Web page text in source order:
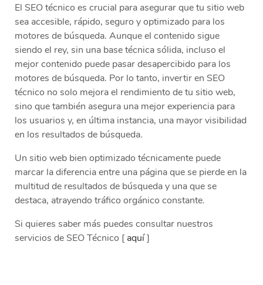
El SEO técnico es crucial para asegurar que tu sitio web
sea accesible, rápido, seguro y optimizado para los
motores de búsqueda. Aunque el contenido sigue
siendo el rey, sin una base técnica sólida, incluso el
mejor contenido puede pasar desapercibido para los
motores de búsqueda. Por lo tanto, invertir en SEO
técnico no solo mejora el rendimiento de tu sitio web,
sino que también asegura una mejor experiencia para
los usuarios y, en última instancia, una mayor visibilidad
en los resultados de búsqueda.
Un sitio web bien optimizado técnicamente puede
marcar la diferencia entre una página que se pierde en la
multitud de resultados de búsqueda y una que se
destaca, atrayendo tráfico orgánico constante.
Si quieres saber más puedes consultar nuestros
servicios de SEO Técnico [ aquí]